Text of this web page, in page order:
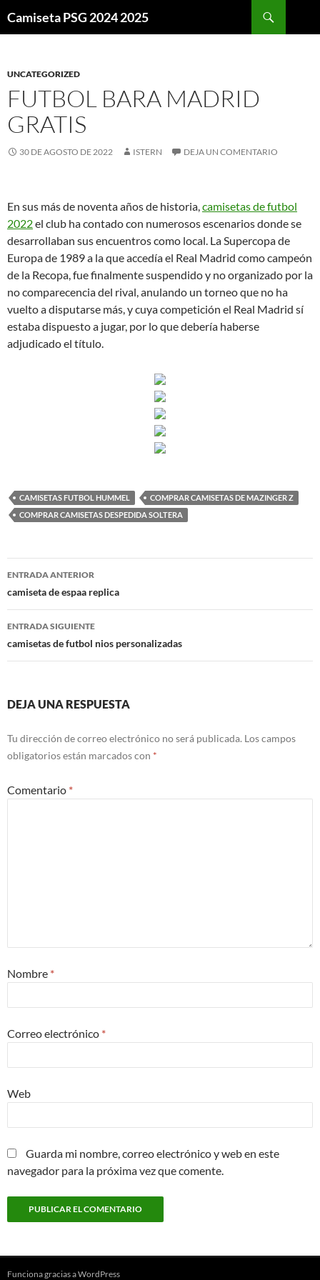
Camiseta PSG 2024 2025
UNCATEGORIZED
FUTBOL BARA MADRID
GRATIS
30 DE AGOSTO DE 2022 ISTERN DEJA UN COMENTARIO
En sus más de noventa años de historia,camisetas de futbol
2022el club ha contado con numerosos escenarios donde se
desarrollaban sus encuentros como local. La Supercopa de
Europa de 1989 a la que accedía el Real Madrid como campeón
de la Recopa, fue finalmente suspendido y no organizado por la
no comparecencia del rival, anulando un torneo que no ha
vuelto a disputarse más, y cuya competición el Real Madrid sí
estaba dispuesto a jugar, por lo que debería haberse
adjudicado el título.
CAMISETAS FUTBOL HUMMEL
COMPRAR CAMISETAS DE MAZINGER Z
COMPRAR CAMISETAS DESPEDIDA SOLTERA
Navegación
de
entradas
ENTRADA ANTERIOR
camiseta de espaa replica
ENTRADA SIGUIENTE
camisetas de futbol nios personalizadas
DEJA UNA RESPUESTA
Tu dirección de correo electrónico no será publicada. Los campos
obligatorios están marcados con *
Comentario *
Nombre *
Correo electrónico *
Web
Guarda mi nombre, correo electrónico y web en este
navegador para la próxima vez que comente.
Funciona gracias a WordPress